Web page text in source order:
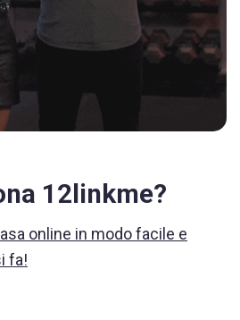
12linkme?
online in modo facile e
fa!